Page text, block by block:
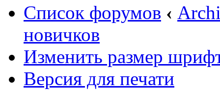
Список форумов ‹
новичков
Изменить размер
Версия для печати